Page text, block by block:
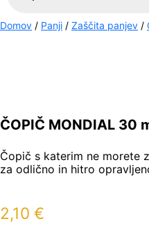
Domov / Panji / Zaščita panjev /
ČOPIČ MONDIAL 30
Čopič s katerim ne morete
za odlično in hitro
2,10 €